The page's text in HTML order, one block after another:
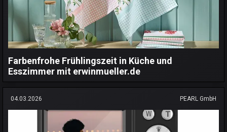
Farbenfrohe Frühlingszeit in Küche und
Esszimmer mit erwinmueller.de
04.03.2026 PEARL GmbH